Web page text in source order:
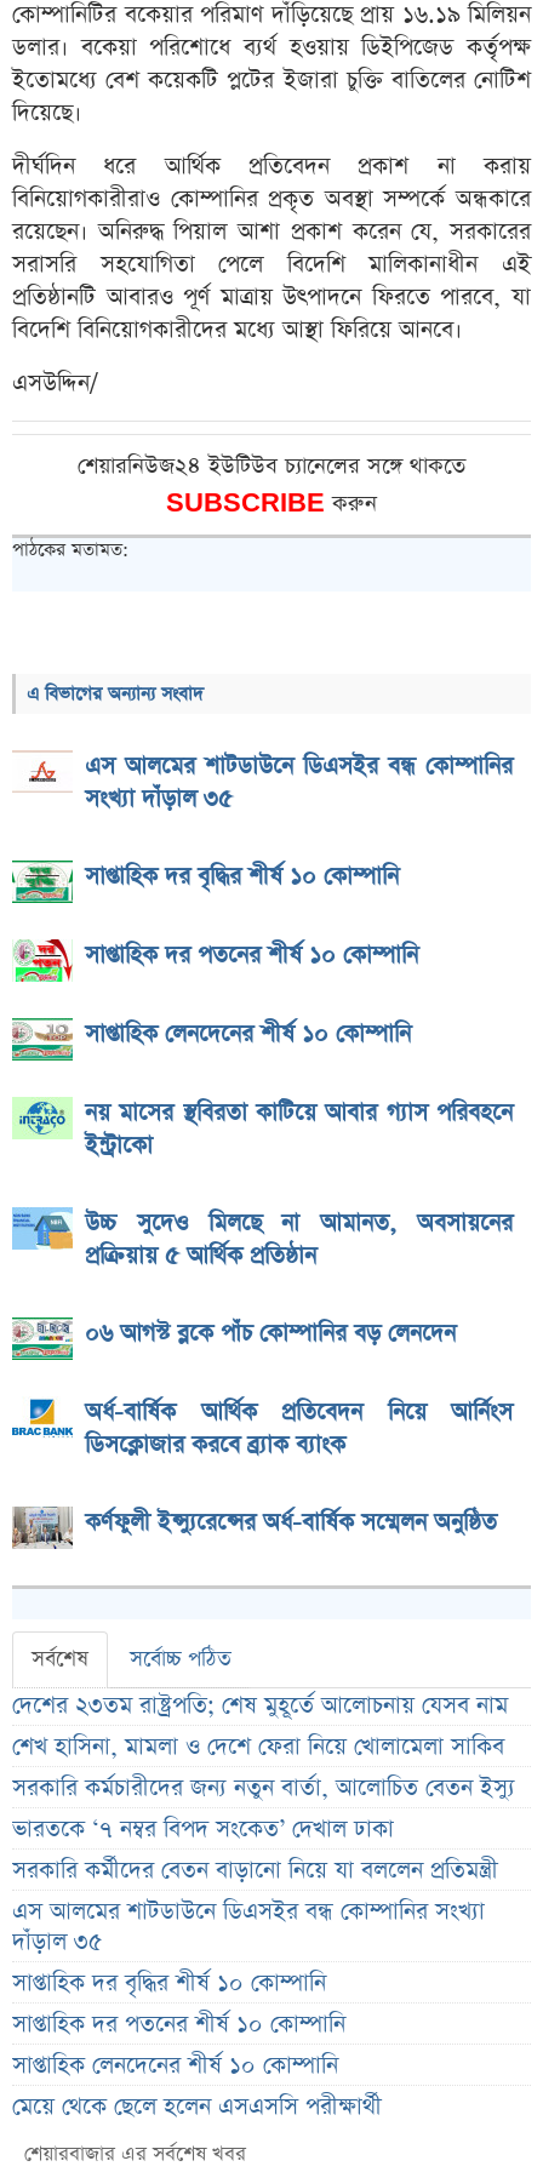
কোম্পানিটির বকেয়ার পরিমাণ দাঁড়িয়েছে প্রায় ১৬.১৯ মিলিয়ন
ডলার। বকেয়া পরিশোধে ব্যর্থ হওয়ায় ডিইপিজেড কর্তৃপক্ষ
ইতোমধ্যে বেশ কয়েকটি প্লটের ইজারা চুক্তি বাতিলের নোটিশ
দিয়েছে।
দীর্ঘদিন ধরে আর্থিক প্রতিবেদন প্রকাশ না করায়
বিনিয়োগকারীরাও কোম্পানির প্রকৃত অবস্থা সম্পর্কে অন্ধকারে
রয়েছেন। অনিরুদ্ধ পিয়াল আশা প্রকাশ করেন যে, সরকারের
সরাসরি সহযোগিতা পেলে বিদেশি মালিকানাধীন এই
প্রতিষ্ঠানটি আবারও পূর্ণ মাত্রায় উৎপাদনে ফিরতে পারবে, যা
বিদেশি বিনিয়োগকারীদের মধ্যে আস্থা ফিরিয়ে আনবে।
এসউদ্দিন/
শেয়ারনিউজ২৪ ইউটিউব চ্যানেলের সঙ্গে থাকতে
SUBSCRIBEকরুন
পাঠকের মতামত:
এ বিভাগের অন্যান্য সংবাদ
এস আলমের শাটডাউনে ডিএসইর বন্ধ কোম্পানির
সংখ্যা দাঁড়াল ৩৫
সাপ্তাহিক দর বৃদ্ধির শীর্ষ ১০ কোম্পানি
সাপ্তাহিক দর পতনের শীর্ষ ১০ কোম্পানি
সাপ্তাহিক লেনদেনের শীর্ষ ১০ কোম্পানি
নয় মাসের স্থবিরতা কাটিয়ে আবার গ্যাস পরিবহনে
ইন্ট্রাকো
উচ্চ সুদেও মিলছে না আমানত, অবসায়নের
প্রক্রিয়ায় ৫ আর্থিক প্রতিষ্ঠান
০৬ আগস্ট ব্লকে পাঁচ কোম্পানির বড় লেনদেন
অর্ধ-বার্ষিক আর্থিক প্রতিবেদন নিয়ে আর্নিংস
ডিসক্লোজার করবে ব্র্যাক ব্যাংক
কর্ণফুলী ইন্স্যুরেন্সের অর্ধ-বার্ষিক সম্মেলন অনুষ্ঠিত
সর্বশেষ সর্বোচ্চ পঠিত
দেশের ২৩তম রাষ্ট্রপতি; শেষ মুহূর্তে আলোচনায় যেসব নাম
শেখ হাসিনা, মামলা ও দেশে ফেরা নিয়ে খোলামেলা সাকিব
সরকারি কর্মচারীদের জন্য নতুন বার্তা, আলোচিত বেতন ইস্যু
ভারতকে ‘৭ নম্বর বিপদ সংকেত’ দেখাল ঢাকা
সরকারি কর্মীদের বেতন বাড়ানো নিয়ে যা বললেন প্রতিমন্ত্রী
এস আলমের শাটডাউনে ডিএসইর বন্ধ কোম্পানির সংখ্যা
দাঁড়াল ৩৫
সাপ্তাহিক দর বৃদ্ধির শীর্ষ ১০ কোম্পানি
সাপ্তাহিক দর পতনের শীর্ষ ১০ কোম্পানি
সাপ্তাহিক লেনদেনের শীর্ষ ১০ কোম্পানি
মেয়ে থেকে ছেলে হলেন এসএসসি পরীক্ষার্থী
বিয়ের আগেই গর্ভবতী, মেয়েকে নদীতে ডুবিয়ে হত্যা বাবার
শেয়ারবাজার এর সর্বশেষ খবর